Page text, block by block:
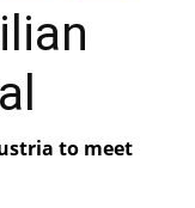
to meet